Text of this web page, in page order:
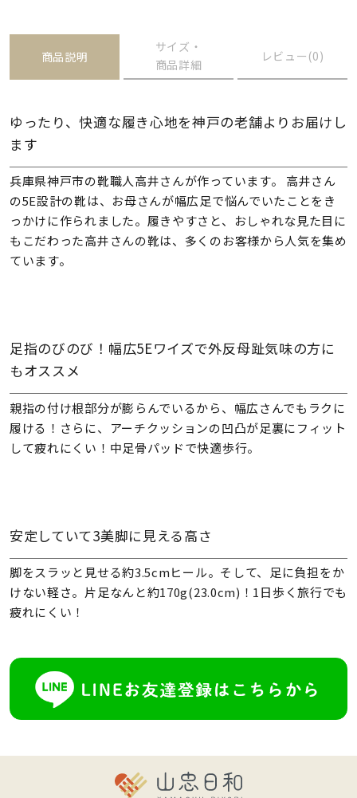
商品説明
サイズ・
商品詳細
レビュー(0)
ゆったり、快適な履き心地を神戸の老舗よりお届けし
ます
兵庫県神戸市の靴職人高井さんが作っています。 高井さん
の5E設計の靴は、お母さんが幅広足で悩んでいたことをき
っかけに作られました。履きやすさと、おしゃれな見た目に
もこだわった高井さんの靴は、多くのお客様から人気を集め
ています。
足指のびのび！幅広5Eワイズで外反母趾気味の方に
もオススメ
親指の付け根部分が膨らんでいるから、幅広さんでもラクに
履ける！さらに、アーチクッションの凹凸が足裏にフィット
して疲れにくい！中足骨パッドで快適歩行。
安定していて3美脚に見える高さ
脚をスラッと見せる約3.5cmヒール。そして、足に負担をか
けない軽さ。片足なんと約170g(23.0cm)！1日歩く旅行でも
疲れにくい！